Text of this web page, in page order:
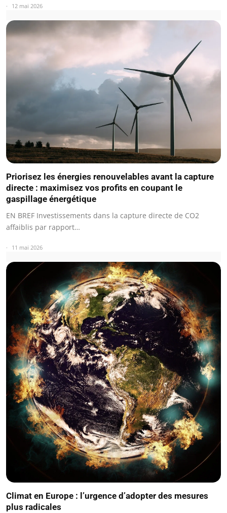
12 mai 2026
Priorisez les énergies renouvelables avant la capture
directe : maximisez vos profits en coupant le
gaspillage énergétique
EN BREF Investissements dans la capture directe de CO2
affaiblis par rapport…
11 mai 2026
Climat en Europe : l’urgence d’adopter des mesures
plus radicales